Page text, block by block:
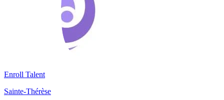
Enroll Talent
Sainte-Thérèse